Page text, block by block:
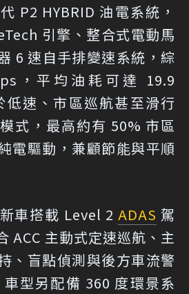
P2 HYBRID 油電系統，
引擎、整合式電動馬
6 速自手排變速系統，綜
，平均油耗可達 19.9
速、市區巡航甚至滑行
式，最高約有 50% 市區
電驅動，兼顧節能與平順
車搭載 Level 2 ADAS 駕
ACC 主動式定速巡航、主
、盲點偵測與後方車流警
型另配備 360 度環景系